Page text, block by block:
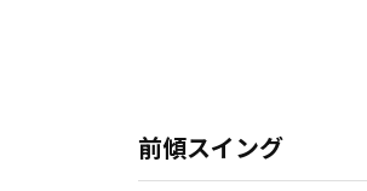
前傾スイング